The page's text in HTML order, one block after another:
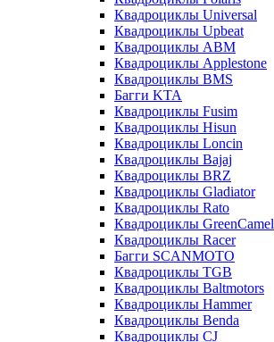
Квадроциклы Universal
Квадроциклы Upbeat
Квадроциклы ABM
Квадроциклы Applestone
Квадроциклы BMS
Багги KTA
Квадроциклы Fusim
Квадроциклы Hisun
Квадроциклы Loncin
Квадроциклы Bajaj
Квадроциклы BRZ
Квадроциклы Gladiator
Квадроциклы Rato
Квадроциклы GreenCamel
Квадроциклы Racer
Багги SCANMOTO
Квадроциклы TGB
Квадроциклы Baltmotors
Квадроциклы Hammer
Квадроциклы Benda
Квадроциклы CJ